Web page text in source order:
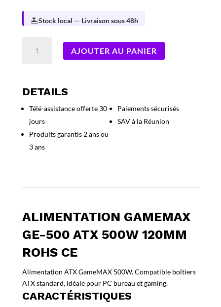
🏝️Stock local — Livraison sous 48h
GE-
ATX
500W
120mm
RoHS
AJOUTER AU PANIER
DETAILS
Télé-assistance offerte 30
jours
Produits garantis 2 ans ou
3 ans
Paiements sécurisés
SAV à la Réunion
ALIMENTATION GAMEMAX
GE-500 ATX 500W 120MM
ROHS CE
Alimentation ATX GameMAX 500W. Compatible boîtiers
ATX standard, idéale pour PC bureau et gaming.
CARACTÉRISTIQUES